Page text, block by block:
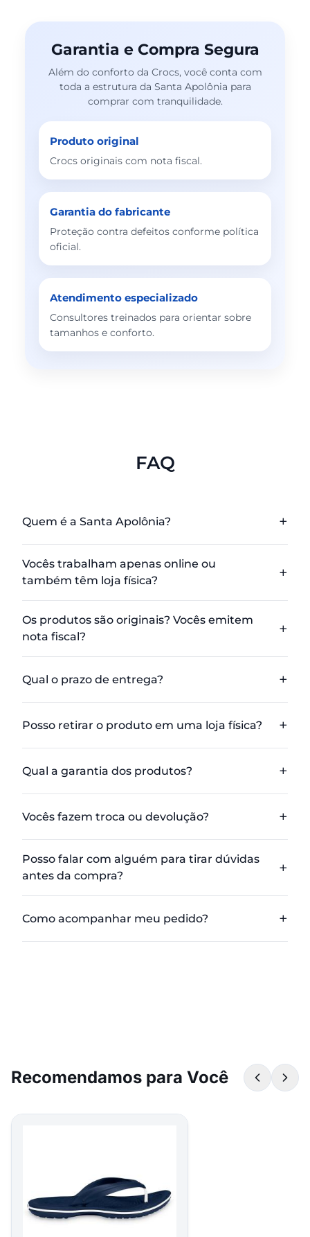
Garantia e Compra Segura
Além do conforto da Crocs, você conta com
toda a estrutura da Santa Apolônia para
comprar com tranquilidade.
Produto original
Crocs originais com nota fiscal.
Garantia do fabricante
Proteção contra defeitos conforme política
oficial.
Atendimento especializado
Consultores treinados para orientar sobre
tamanhos e conforto.
FAQ
Quem é a Santa Apolônia?
Vocês trabalham apenas online ou
também têm loja física?
Os produtos são originais? Vocês emitem
nota fiscal?
Qual o prazo de entrega?
Posso retirar o produto em uma loja física?
Qual a garantia dos produtos?
Vocês fazem troca ou devolução?
Posso falar com alguém para tirar dúvidas
antes da compra?
Como acompanhar meu pedido?
Recomendamos para Você